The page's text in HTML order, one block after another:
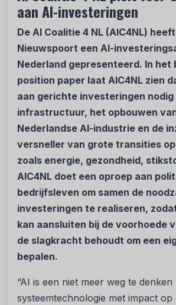
aan AI-investeringen
De AI Coalitie 4 NL (AIC4NL)
Nieuwspoort een AI-
Nederland gepresenteerd. In het
position paper laat AIC4NL zien
aan gerichte investeringen nodig
infrastructuur, het opbouwen
Nederlandse AI-industrie en de
versneller van grote transities
zoals energie, gezondheid,
AIC4NL doet een oproep aan
bedrijfsleven om samen de
investeringen te realiseren,
kan aansluiten bij de voorhoede
de slagkracht behoudt om een
bepalen.
“AI is een niet meer weg te denken
systeemtechnologie met impact op